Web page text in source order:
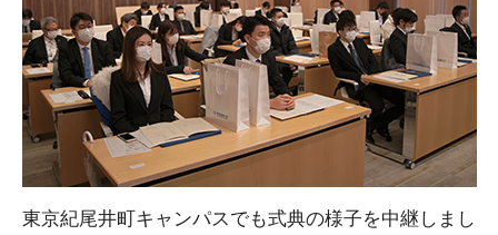
東京紀尾井町キャンパスでも式典の様子を中継しまし